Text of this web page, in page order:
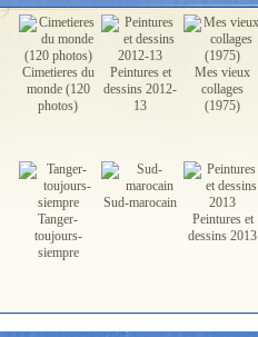
Cimetieres du
monde (120
photos)
Peintures et
dessins 2012-
13
Mes vieux
collages
(1975)
Tanger-
toujours-
siempre
Sud-marocain
Peintures et
dessins 2013